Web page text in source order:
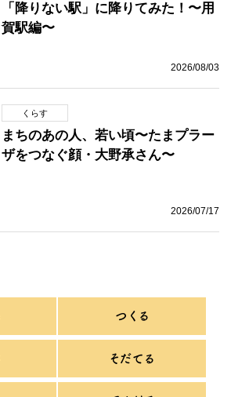
「降りない駅」に降りてみた！〜用
賀駅編〜
2026/08/03
くらす
まちのあの人、若い頃〜たまプラー
ザをつなぐ顔・大野承さん〜
2026/07/17